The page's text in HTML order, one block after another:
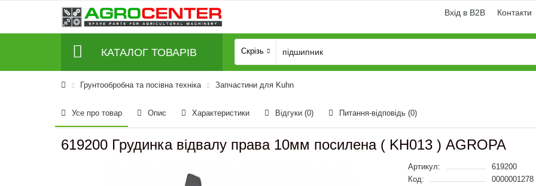
Вхід в B2B Контакти
КАТАЛОГ ТОВАРІВ Скрізь
Грунтообробна та посівна техніка Запчастини для Kuhn
Усе про товар Опис Характеристики Відгуки (0) Питання-відповідь (0)
619200 Грудинка відвалу права 10мм посилена ( KH013 ) AGROPA
Артикул:
619200
Код:
0000001278